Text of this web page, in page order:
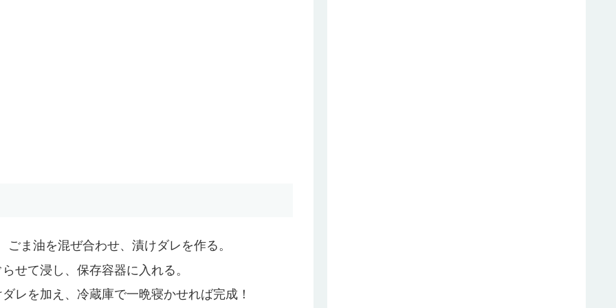
ま油を混ぜ合わせ、漬けダレを作る。
せて浸し、保存容器に入れる。
レを加え、冷蔵庫で一晩寝かせれば完成！